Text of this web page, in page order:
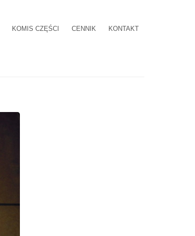
KOMIS CZĘŚCI CENNIK KONTAKT